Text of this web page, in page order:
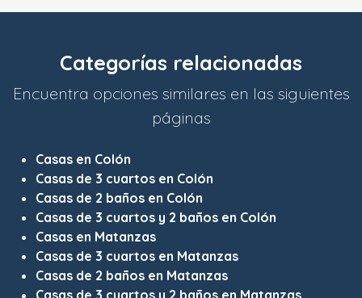
Categorías relacionadas
Encuentra opciones similares en las siguientes
páginas
Casas en Colón
Casas de 3 cuartos en Colón
Casas de 2 baños en Colón
Casas de 3 cuartos y 2 baños en Colón
Casas en Matanzas
Casas de 3 cuartos en Matanzas
Casas de 2 baños en Matanzas
Casas de 3 cuartos y 2 baños en Matanzas